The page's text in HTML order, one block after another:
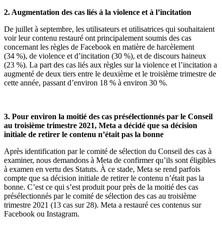
2. Augmentation des cas liés à la violence et à l’incitation
De juillet à septembre, les utilisateurs et utilisatrices qui souhaitaient
voir leur contenu restauré ont principalement soumis des cas
concernant les règles de Facebook en matière de harcèlement
(34 %), de violence et d’incitation (30 %), et de discours haineux
(23 %). La part des cas liés aux règles sur la violence et l’incitation a
augmenté de deux tiers entre le deuxième et le troisième trimestre de
cette année, passant d’environ 18 % à environ 30 %.
3. Pour environ la moitié des cas présélectionnés par le Conseil
au troisième trimestre 2021, Meta a décidé que sa décision
initiale de retirer le contenu n’était pas la bonne
Après identification par le comité de sélection du Conseil des cas à
examiner, nous demandons à Meta de confirmer qu’ils sont éligibles
à examen en vertu des Statuts. À ce stade, Meta se rend parfois
compte que sa décision initiale de retirer le contenu n’était pas la
bonne. C’est ce qui s’est produit pour près de la moitié des cas
présélectionnés par le comité de sélection des cas au troisième
trimestre 2021 (13 cas sur 28). Meta a restauré ces contenus sur
Facebook ou Instagram.